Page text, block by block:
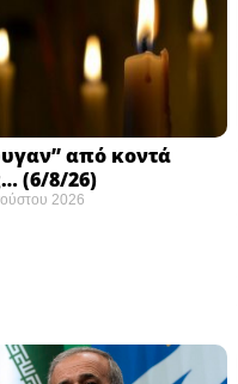
από κοντά
(6/8/26)
2026